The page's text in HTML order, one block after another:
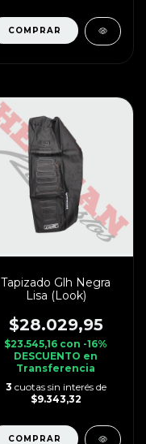
Tapizado Glh Negra
Lisa (Look)
$28.029,95
$23.545,16 con -16%
DESCUENTO en
Transferencia
3 cuotas sin interés de
$9.343,32